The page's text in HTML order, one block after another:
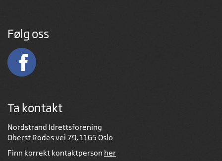
Følg oss
Ta kontakt
Nordstrand Idrettsforening
Oberst Rodes vei 79, 1165 Oslo
Finn korrekt kontaktperson her